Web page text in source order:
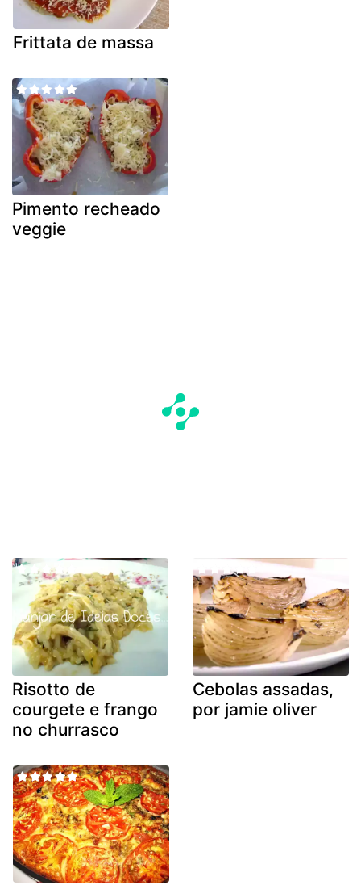
Frittata de massa
Pimento recheado
veggie
Risotto de
courgete e frango
no churrasco
Cebolas assadas,
por jamie oliver